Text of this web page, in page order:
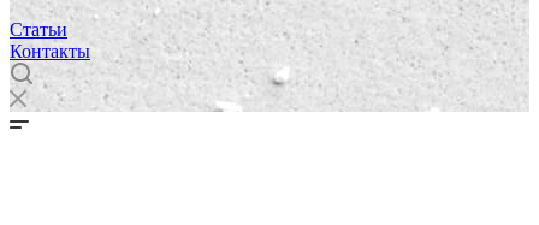
Статьи
Контакты